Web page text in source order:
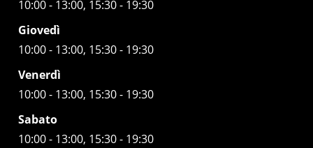
10:00 - 13:00, 15:30 - 19:30
Giovedì
10:00 - 13:00, 15:30 - 19:30
Venerdì
10:00 - 13:00, 15:30 - 19:30
Sabato
10:00 - 13:00, 15:30 - 19:30